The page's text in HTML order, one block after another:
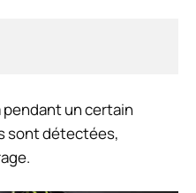
un certain
sont détectées,